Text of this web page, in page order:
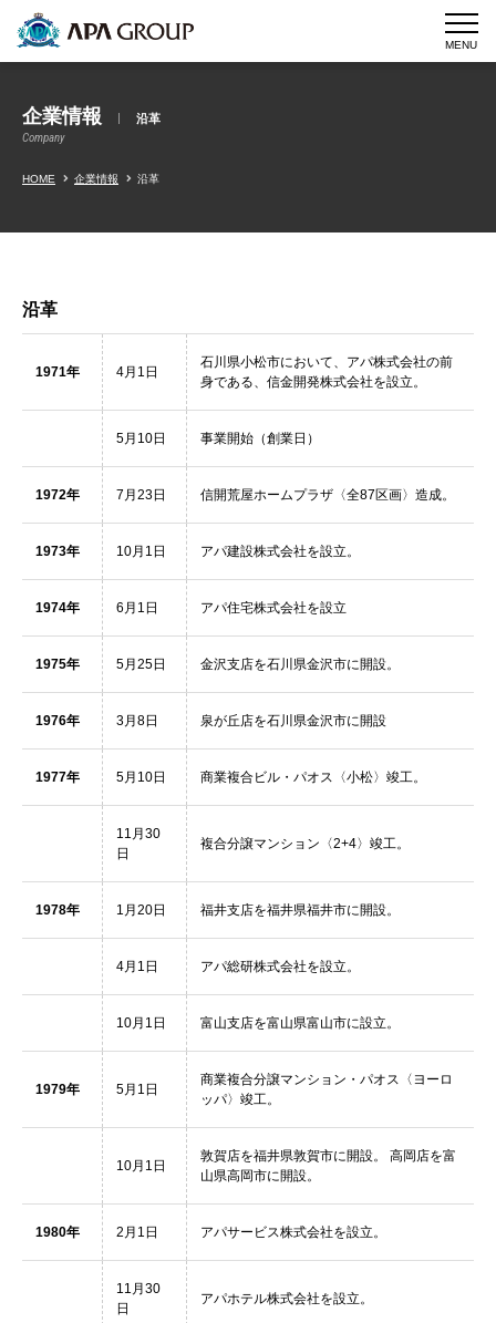
MENU
企業情報 沿革
Company
HOME 企業情報 沿革
沿革
1971年 4月1日
石川県小松市において、アパ株式会社の前
身である、信金開発株式会社を設立。
5月10日 事業開始（創業日）
1972年 7月23日 信開荒屋ホームプラザ〈全87区画〉造成。
1973年 10月1日 アパ建設株式会社を設立。
1974年 6月1日 アパ住宅株式会社を設立
1975年 5月25日 金沢支店を石川県金沢市に開設。
1976年 3月8日 泉が丘店を石川県金沢市に開設
1977年 5月10日 商業複合ビル・パオス〈小松〉竣工。
11月30
日
複合分譲マンション〈2+4〉竣工。
1978年 1月20日 福井支店を福井県福井市に開設。
4月1日 アパ総研株式会社を設立。
10月1日 富山支店を富山県富山市に設立。
1979年 5月1日
商業複合分譲マンション・パオス〈ヨーロ
ッパ〉竣工。
10月1日
敦賀店を福井県敦賀市に開設。 高岡店を富
山県高岡市に開設。
1980年 2月1日 アパサービス株式会社を設立。
11月30
日
アパホテル株式会社を設立。